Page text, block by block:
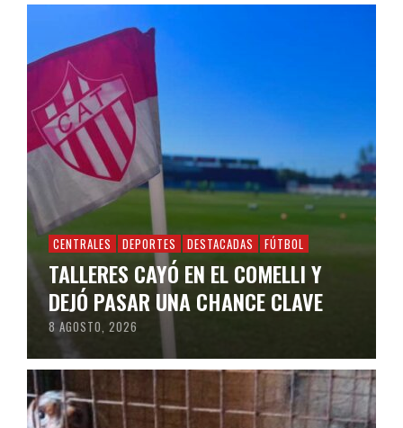
CENTRALES DEPORTES DESTACADAS FÚTBOL
TALLERES CAYÓ EN EL COMELLI Y
DEJÓ PASAR UNA CHANCE CLAVE
8 AGOSTO, 2026